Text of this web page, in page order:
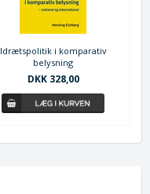
Idrætspolitik i komparativ
belysning
DKK 328,00